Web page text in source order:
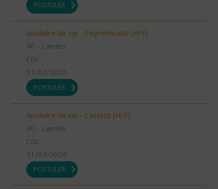
POSTULER
Auxiliaire de vie - Peyrehorade (H/F)
40 - Landes
CDI
31/07/2026
POSTULER
Auxiliaire de vie - Castets (H/F)
40 - Landes
CDI
31/07/2026
POSTULER